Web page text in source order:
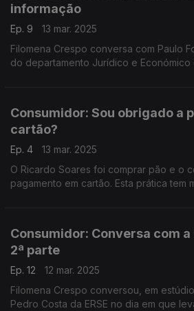
informação
Ep. 9
13 mar. 2025
Filomena Crespo conversa com Paulo
do departamento Jurídico e Económico
Consumidor: Sou obrigado a
cartão?
Ep. 4
13 mar. 2025
O Ricardo Soares foi comprar pão e o
pagamento em cartão. Esta prática tem
Consumidor: Conversa com a
2ª parte
Ep. 12
12 mar. 2025
Filomena Crespo conversou, em
Pedro Costa da ERSE no dia em que